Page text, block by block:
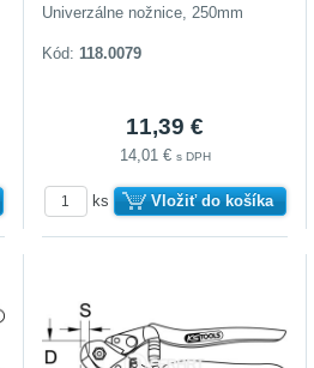
Univerzálne nožnice, 250mm
Kód: 118.0079
11,39 €
14,01 € s DPH
ks Vložiť do košíka